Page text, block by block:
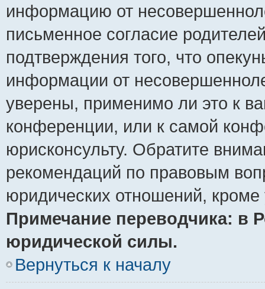
информацию от
письменное согласие
подтверждения того, что
информации от
уверены, применимо ли это к
конференции, или к самой
юрисконсульту. Обратите
рекомендаций по правовым
юридических отношений,
Примечание переводчика: в
юридической силы.
Вернуться к началу